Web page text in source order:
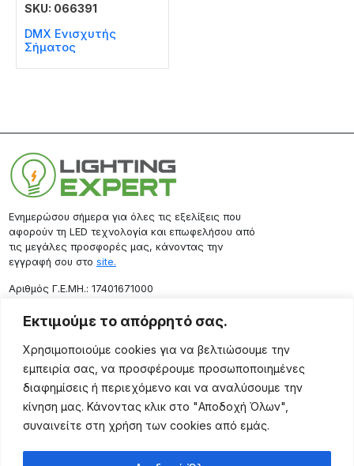
Εκτιμούμε το απόρρητό σας.
Χρησιμοποιούμε cookies για να βελτιώσουμε την
εμπειρία σας, να προσφέρουμε προσωποποιημένες
διαφημίσεις ή περιεχόμενο και να αναλύσουμε την
κίνηση μας. Κάνοντας κλικ στο "Αποδοχή Όλων",
συναινείτε στη χρήση των cookies από εμάς.
SKU: 066391
DMX Ενισχυτής
Σήματος
Ενημερώσου σήμερα για όλες τις εξελίξεις που
αφορούν τη LED τεχνολογία και επωφελήσου από
τις μεγάλες προσφορές μας, κάνοντας την
εγγραφή σου στο site.
Aριθμός Γ.Ε.ΜΗ.: 17401671000
Επικοινωνία
Ρόδου 133, Αθήνα 10443
(+30) 211 725 5427
sales@lightingexpert.gr
Χρήσιμες Σελίδες